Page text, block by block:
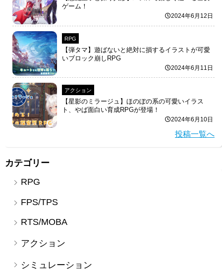
ゲーム！
2024年6月12日
RPG
【弾タマ】遊ばないと絶対に損するイラストが可愛
いブロック崩しRPG
2024年6月11日
アクション
【星影のミラージュ】ほのぼの系の可愛いイラス
ト、やば面白い育成RPGが登場！
2024年6月10日
投稿一覧へ
カテゴリー
RPG
FPS/TPS
RTS/MOBA
アクション
シミュレーション